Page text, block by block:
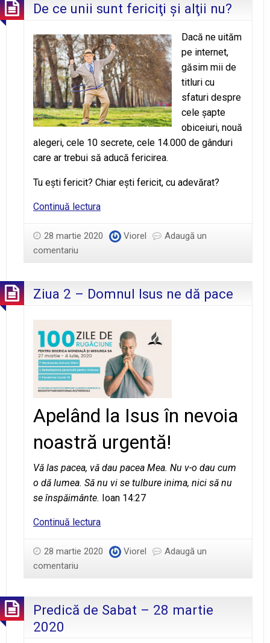
De ce unii sunt fericiţi şi alţii nu?
Dacă ne uităm
pe internet,
găsim mii de
titluri cu
sfaturi despre
cele şapte
obiceiuri, nouă
alegeri, cele 10 secrete, cele 14.000 de gânduri
care ar trebui să aducă fericirea.
Tu eşti fericit? Chiar eşti fericit, cu adevărat?
Continuă lecturaDe
unii
alţii
28 martie 2020 Viorel
Adaugă un
comentariu
Ziua 2 – Domnul Isus ne dă pace
Apelând la Isus în nevoia
noastră urgentă!
Vă las pacea, vă dau pacea Mea. Nu v-o dau cum
o dă lumea. Să nu vi se tulbure inima, nici să nu
se înspăimânte. Ioan 14:27
Continuă lecturaZiua
–
dă
28 martie 2020 Viorel
Adaugă un
comentariu
Predică de Sabat – 28 martie
2020